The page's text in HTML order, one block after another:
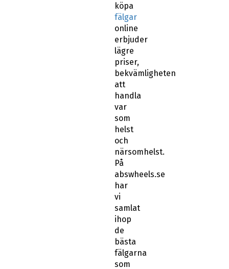
köpa
fälgar
online
erbjuder
lägre
priser,
bekvämligheten
att
handla
var
som
helst
och
närsomhelst.
På
abswheels.se
har
vi
samlat
ihop
de
bästa
fälgarna
som